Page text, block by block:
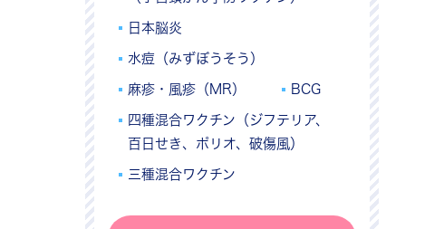
日本脳炎
水痘（みずぼうそう）
麻疹・風疹（MR） BCG
四種混合ワクチン（ジフテリア、
百日せき、ポリオ、破傷風）
三種混合ワクチン